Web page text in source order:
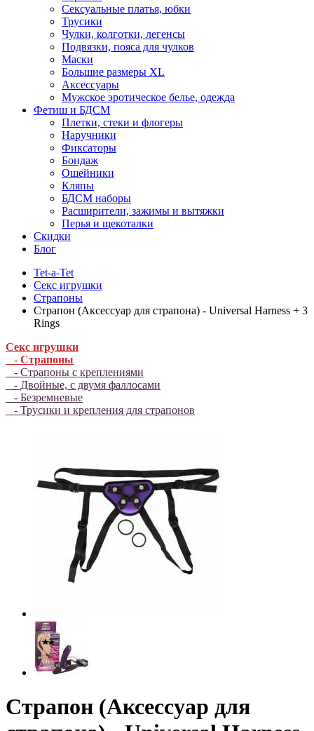
Сексуальные платья, юбки
Трусики
Чулки, колготки, легенсы
Подвязки, пояса для чулков
Маски
Большие размеры XL
Аксессуары
Мужское эротическое белье, одежда
Фетиш и БДСМ
Плетки, стеки и флогеры
Наручники
Фиксаторы
Бондаж
Ошейники
Кляпы
БДСМ наборы
Расширители, зажимы и вытяжки
Перья и щекоталки
Скидки
Блог
Tet-a-Tet
Секс игрушки
Страпоны
Страпон (Аксессуар для страпона) - Universal Harness + 3
Rings
Секс игрушки
- Страпоны
- Страпоны с креплениями
- Двойные, с двумя фаллосами
- Безремневые
- Трусики и крепления для страпонов
Страпон (Аксессуар для